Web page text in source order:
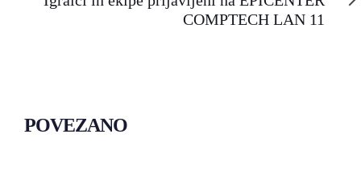
COMPTECH LAN 11
POVEZANO